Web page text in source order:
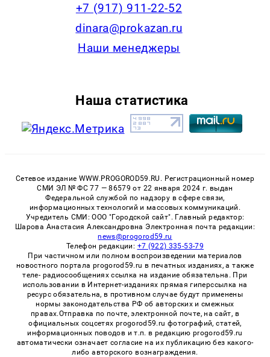
+7 (917) 911-22-52
dinara@prokazan.ru
Наши менеджеры
Наша статистика
Сетевое издание WWW.PROGOROD59.RU. Регистрационный номер
СМИ ЭЛ № ФС 77 — 86579 от 22 января 2024 г. выдан
Федеральной службой по надзору в сфере связи,
информационных технологий и массовых коммуникаций.
Учредитель СМИ: ООО "Городской сайт". Главный редактор:
Шарова Анастасия Александровна Электронная почта редакции:
news@progorod59.ru
Телефон редакции: +7 (922) 335-53-79
При частичном или полном воспроизведении материалов
новостного портала progorod59.ru в печатных изданиях, а также
теле- радиосообщениях ссылка на издание обязательна. При
использовании в Интернет-изданиях прямая гиперссылка на
ресурс обязательна, в противном случае будут применены
нормы законодательства РФ об авторских и смежных
правах.Отправка по почте, электронной почте, на сайт, в
официальных соцсетях progorod59.ru фотографий, статей,
информационных поводов и т.п. в редакцию progorod59.ru
автоматически означает согласие на их публикацию без какого-
либо авторского вознаграждения.